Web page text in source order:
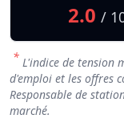
2.0 /
* L'indice de tension
d'emploi et les offres
Responsable de
marché.